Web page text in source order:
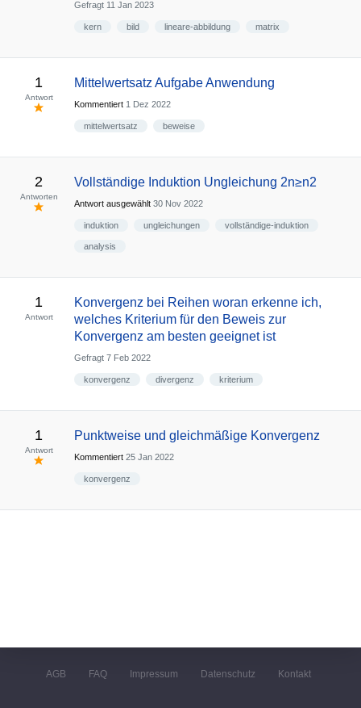
Gefragt 11 Jan 2023
kern bild lineare-abbildung matrix
1
Antwort
Mittelwertsatz Aufgabe Anwendung
Kommentiert 1 Dez 2022
mittelwertsatz beweise
2
Antworten
Vollständige Induktion Ungleichung 2n≥n2
Antwort ausgewählt 30 Nov 2022
induktion ungleichungen vollständige-induktion
analysis
1
Antwort
Konvergenz bei Reihen woran erkenne ich,
welches Kriterium für den Beweis zur
Konvergenz am besten geeignet ist
Gefragt 7 Feb 2022
konvergenz divergenz kriterium
1
Antwort
Punktweise und gleichmäßige Konvergenz
Kommentiert 25 Jan 2022
konvergenz
AGB FAQ Impressum Datenschutz Kontakt